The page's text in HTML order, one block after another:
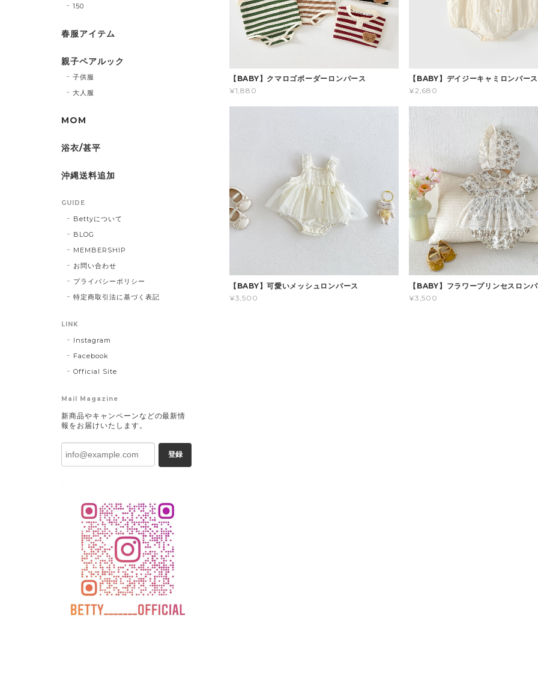
【BABY】クマロゴボーダーロンパース
¥1,880
【BABY】デイジーキャミロンパース
¥2,680
【BABY】可愛いメッシュロンパース
¥3,500
【BABY】フラワープリンセスロン
¥3,500
150
春服アイテム
親子ペアルック
子供服
大人服
MOM
浴衣/甚平
沖縄送料追加
GUIDE
Bettyについて
BLOG
MEMBERSHIP
お問い合わせ
プライバシーポリシー
特定商取引法に基づく表記
LINK
Instagram
Facebook
Official Site
Mail Magazine
新商品やキャンペーンなどの最新情
報をお届けいたします。
登録